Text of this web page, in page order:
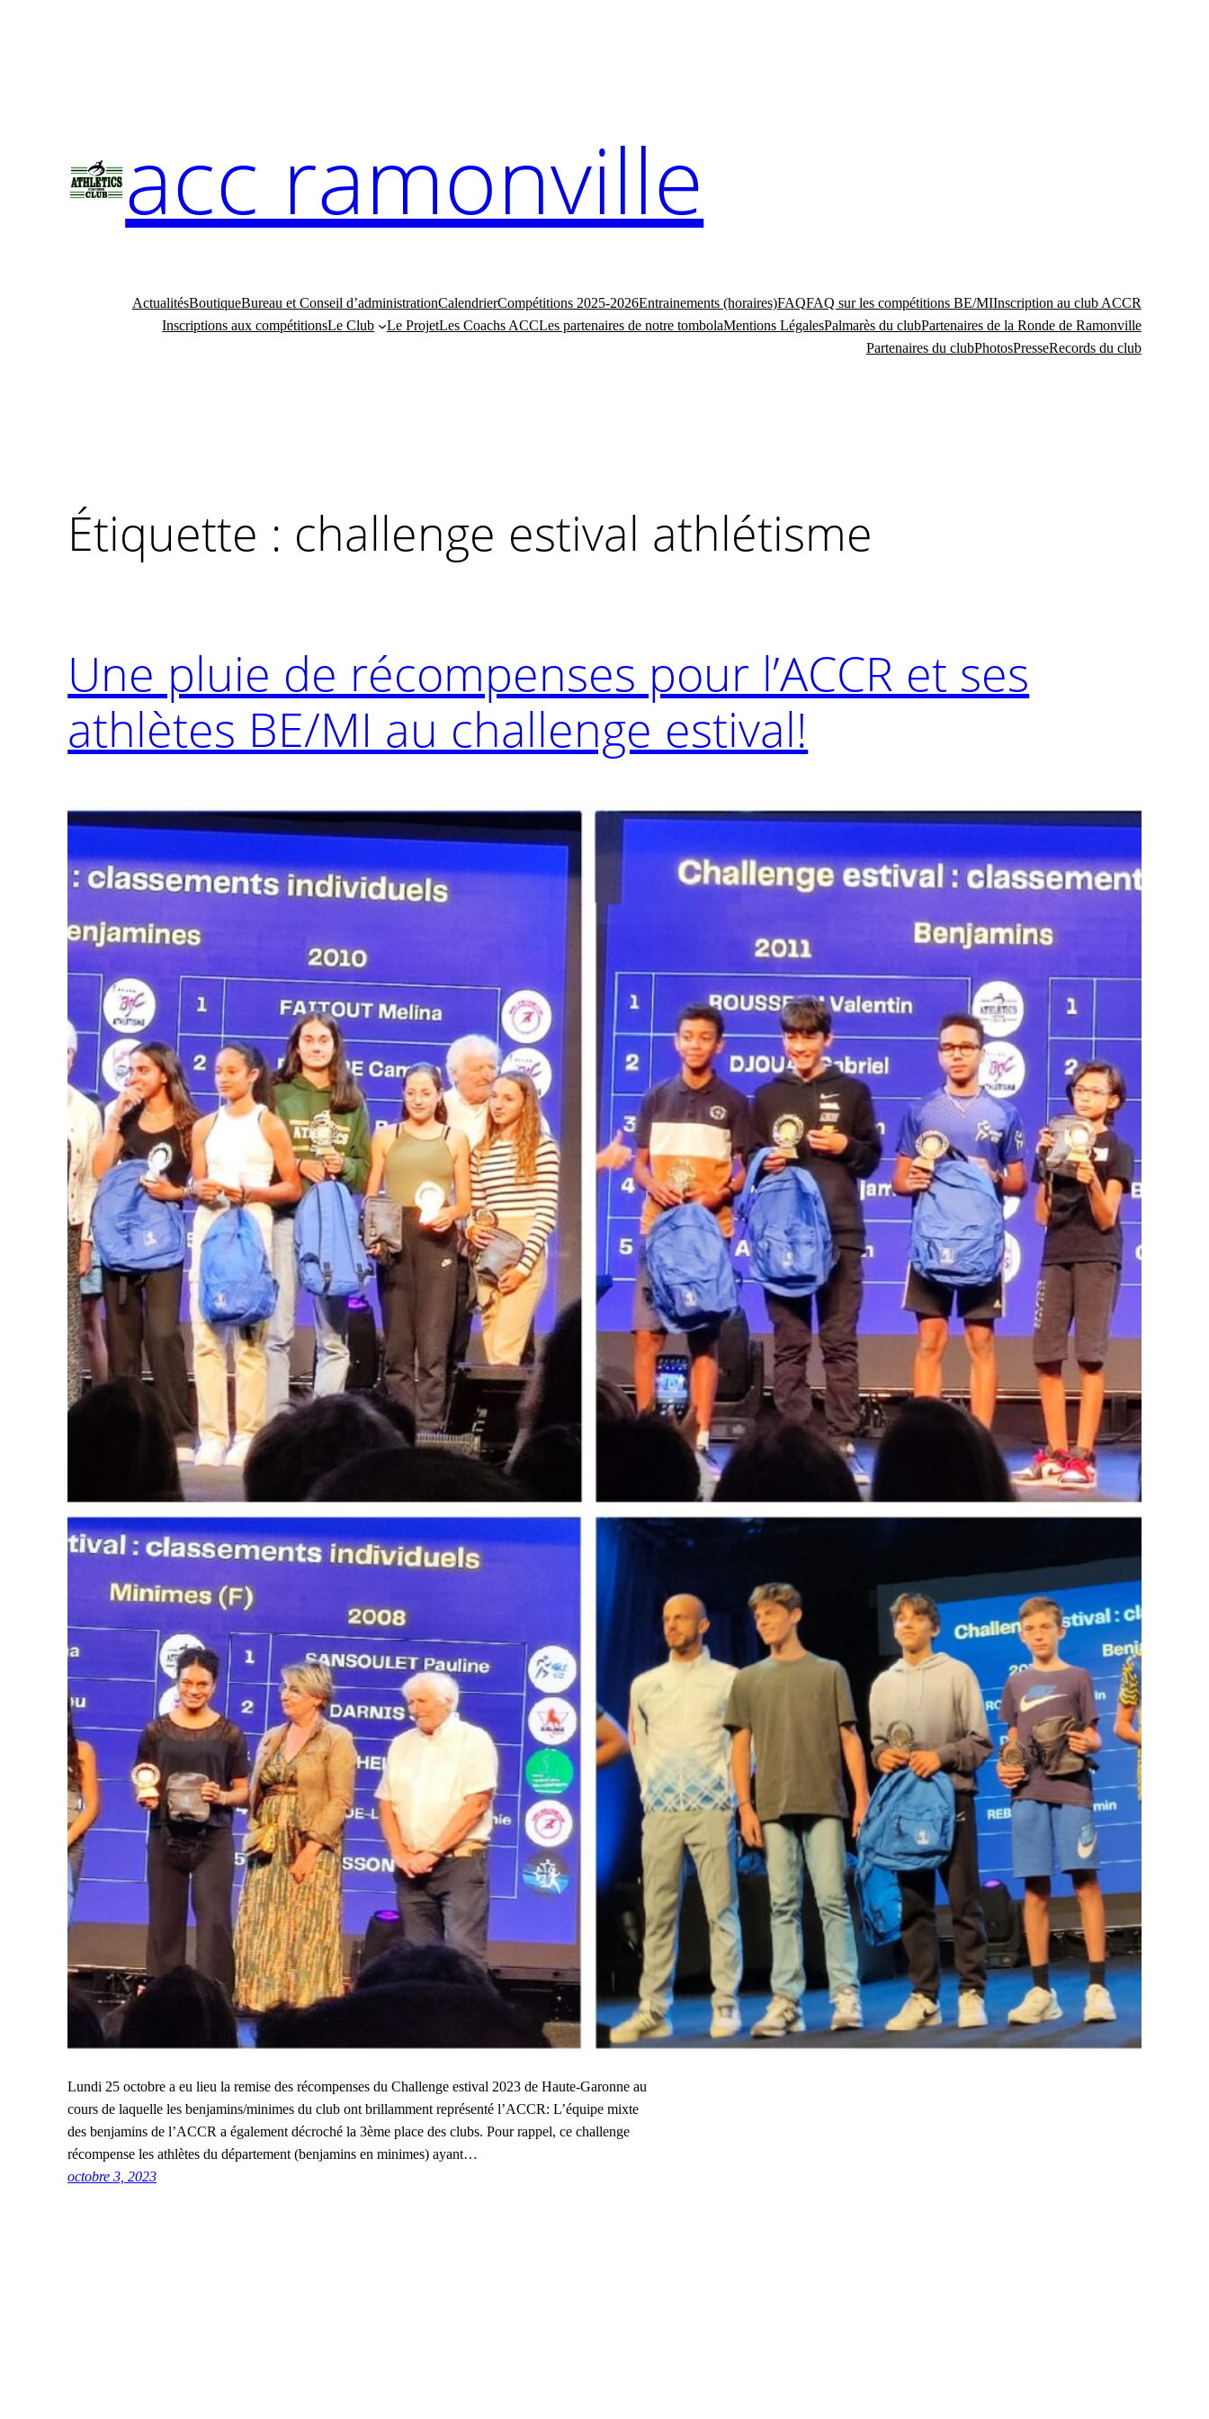
acc ramonville
ActualitésBoutiqueBureau et Conseil d’administrationCalendrierCompétitions 2025-2026Entrainements (horaires)FAQFAQ sur les compétitions BE/MIInscription au club ACCR
Inscriptions aux compétitionsLe Club Le ProjetLes Coachs ACCLes partenaires de notre tombolaMentions LégalesPalmarès du clubPartenaires de la Ronde de Ramonville
Partenaires du clubPhotosPresseRecords du club
Étiquette : challenge estival athlétisme
Une pluie de récompenses pour l’ACCR et ses
athlètes BE/MI au challenge estival!
Lundi 25 octobre a eu lieu la remise des récompenses du Challenge estival 2023 de Haute-Garonne au
cours de laquelle les benjamins/minimes du club ont brillamment représenté l’ACCR: L’équipe mixte
des benjamins de l’ACCR a également décroché la 3ème place des clubs. Pour rappel, ce challenge
récompense les athlètes du département (benjamins en minimes) ayant…
octobre 3, 2023